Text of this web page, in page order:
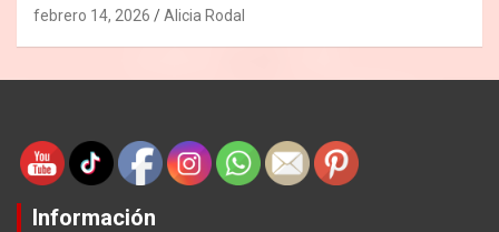
febrero 14, 2026 Alicia Rodal
Información